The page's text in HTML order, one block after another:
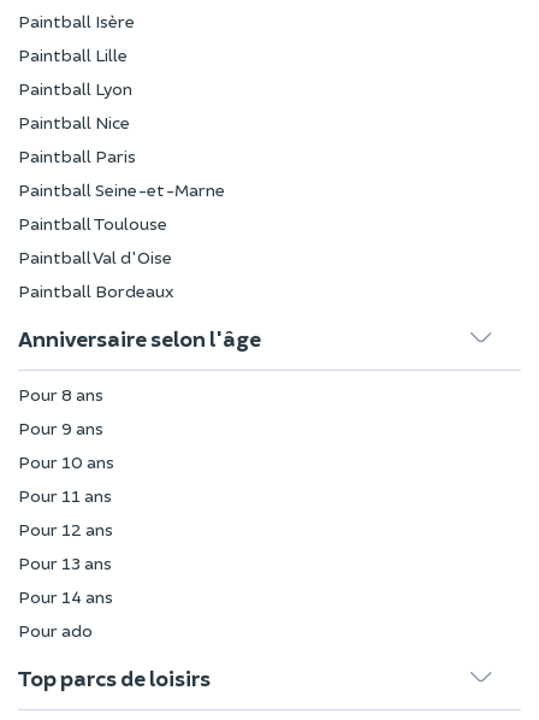
Paintball Isère
Paintball Lille
Paintball Lyon
Paintball Nice
Paintball Paris
Paintball Seine-et-Marne
Paintball Toulouse
Paintball Val d'Oise
Paintball Bordeaux
Anniversaire selon l'âge
Pour 8 ans
Pour 9 ans
Pour 10 ans
Pour 11 ans
Pour 12 ans
Pour 13 ans
Pour 14 ans
Pour ado
Top parcs de loisirs